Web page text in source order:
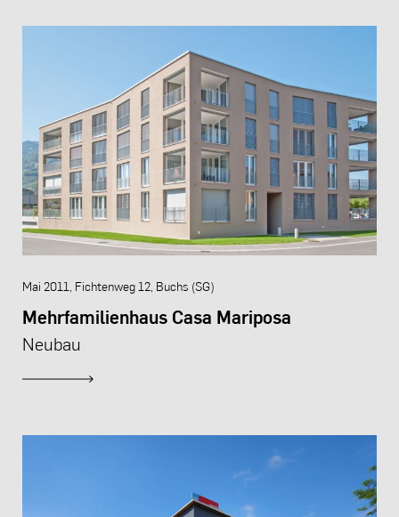
Mai 2011, Fichtenweg 12, Buchs (SG)
Mehrfamilienhaus Casa Mariposa
Neubau